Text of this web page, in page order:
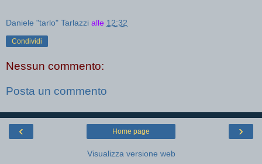
Daniele "tarlo" Tarlazzi alle 12:32
Condividi
Nessun commento:
Posta un commento
‹ ›
Home page
Visualizza versione web